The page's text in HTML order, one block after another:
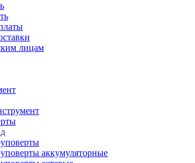
лицам
аккумуляторные